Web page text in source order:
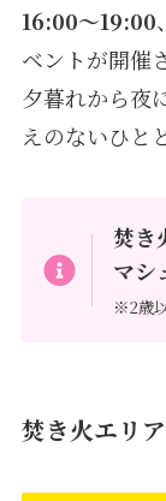
16:00〜19:00
ベントが開催
夕暮れから夜
えのないひと
焚き
マシ
※2歳
焚き火エリ